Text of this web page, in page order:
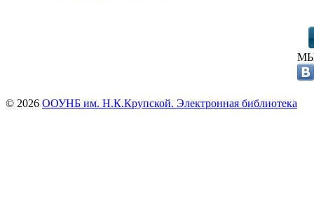
© 2026 ООУНБ им. Н.К.Крупской. Электронная библиотека